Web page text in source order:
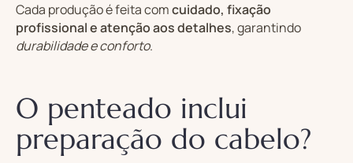
Cada produção é feita comcuidado, fixação
profissional e atenção aos detalhes, garantindo
durabilidade e conforto.
O penteado inclui
preparação do cabelo?